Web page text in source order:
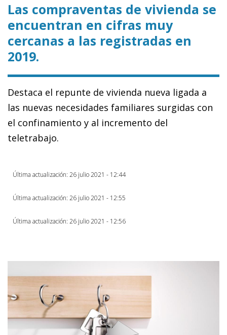
Las compraventas de vivienda se
encuentran en cifras muy
cercanas a las registradas en
2019.
Destaca el repunte de vivienda nueva ligada a
las nuevas necesidades familiares surgidas con
el confinamiento y al incremento del
teletrabajo.
Última actualización: 26 julio 2021 - 12:44
Última actualización: 26 julio 2021 - 12:55
Última actualización: 26 julio 2021 - 12:56